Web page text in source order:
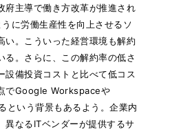
府主導で働き方改革が推進され
に労働生産性を向上させるソ
い。こういった経営環境も解約
る。さらに、この解約率の低さ
設備投資コストと比べて低コス
でGoogle Workspaceや
いう背景もあるよう。企業内
異なるITベンダーが提供するサ